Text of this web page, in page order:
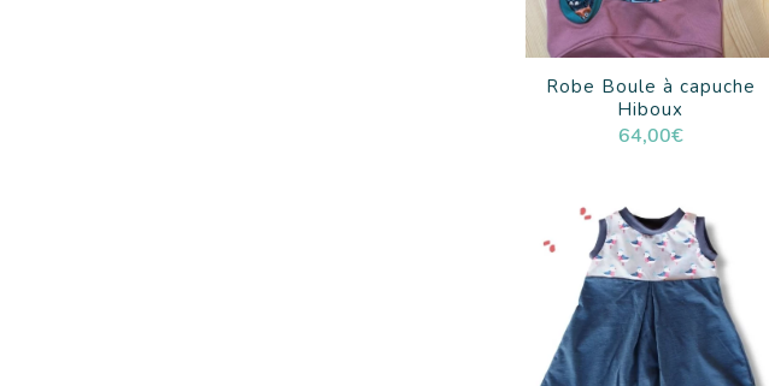
Robe Boule à capuche
Hiboux
64,00€